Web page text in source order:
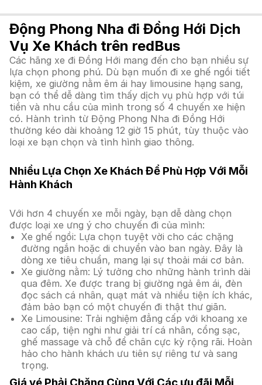
Động Phong Nha đi Đồng Hới Dịch
Vụ Xe Khách trên redBus
Các hãng xe đi Đồng Hới mang đến cho bạn nhiều sự
lựa chọn phong phú. Dù bạn muốn đi xe ghế ngồi tiết
kiệm, xe giường nằm êm ái hay limousine hạng sang,
bạn có thể dễ dàng tìm thấy dịch vụ phù hợp với túi
tiền và nhu cầu của mình trong số 4 chuyến xe hiện
có. Hành trình từ Động Phong Nha đi Đồng Hới
thường kéo dài khoảng 12 giờ 15 phút, tùy thuộc vào
loại xe bạn chọn và tình hình giao thông.
Nhiều Lựa Chọn Xe Khách Để Phù Hợp Với Mỗi
Hành Khách
Với hơn 4 chuyến xe mỗi ngày, bạn dễ dàng chọn
được loại xe ưng ý cho chuyến đi của mình:
Xe ghế ngồi: Lựa chọn tuyệt vời cho các chặng
đường ngắn hoặc di chuyển vào ban ngày. Đây là
dòng xe tiêu chuẩn, mang lại sự thoải mái cơ bản.
Xe giường nằm: Lý tưởng cho những hành trình dài
qua đêm. Xe được trang bị giường ngả êm ái, đèn
đọc sách cá nhân, quạt mát và nhiều tiện ích khác,
đảm bảo bạn có một chuyến đi thật thư giãn.
Xe Limousine: Trải nghiệm đẳng cấp với khoang xe
cao cấp, tiện nghi như giải trí cá nhân, cổng sạc,
ghế massage và chỗ để chân cực kỳ rộng rãi. Hoàn
hảo cho hành khách ưu tiên sự riêng tư và sang
trọng.